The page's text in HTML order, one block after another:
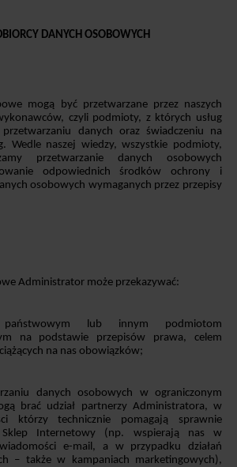
DANYCH OSOBOWYCH
mogą być przetwarzane przez naszych
czyli podmioty, z których usług
danych oraz świadczeniu na
Wedle naszej wiedzy, wszystkie podmioty,
przetwarzanie danych osobowych
odpowiednich środków ochrony i
osobowych wymaganych przez przepisy
Administrator może przekazywać:
państwowym lub innym podmiotom
na podstawie przepisów prawa, celem
na nas obowiązków;
danych osobowych w ograniczonym
brać udział partnerzy Administratora, w
którzy technicznie pomagają sprawnie
Sklep Internetowy (np. wspierają nas w
e-mail, a w przypadku działań
– także w kampaniach marketingowych),